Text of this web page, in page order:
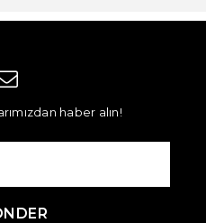
haber alın!